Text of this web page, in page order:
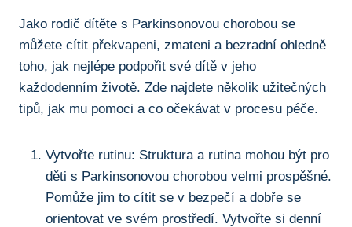
Jako rodič dítěte ⁤s Parkinsonovou‍ chorobou se
můžete cítit překvapeni, zmateni a⁤ bezradní ohledně
toho,​ jak nejlépe podpořit své dítě v jeho
každodenním životě. Zde⁣ najdete několik⁤ užitečných ​
tipů, jak mu​ pomoci ⁤a co očekávat v procesu péče.
Vytvořte rutinu:⁤ Struktura a rutina mohou být pro
⁢děti s Parkinsonovou chorobou velmi prospěšné.
Pomůže ⁣jim to cítit se v⁣ bezpečí⁣ a dobře ⁢se
orientovat ve‍ svém⁢ prostředí. Vytvořte ‌si ⁢denní⁣